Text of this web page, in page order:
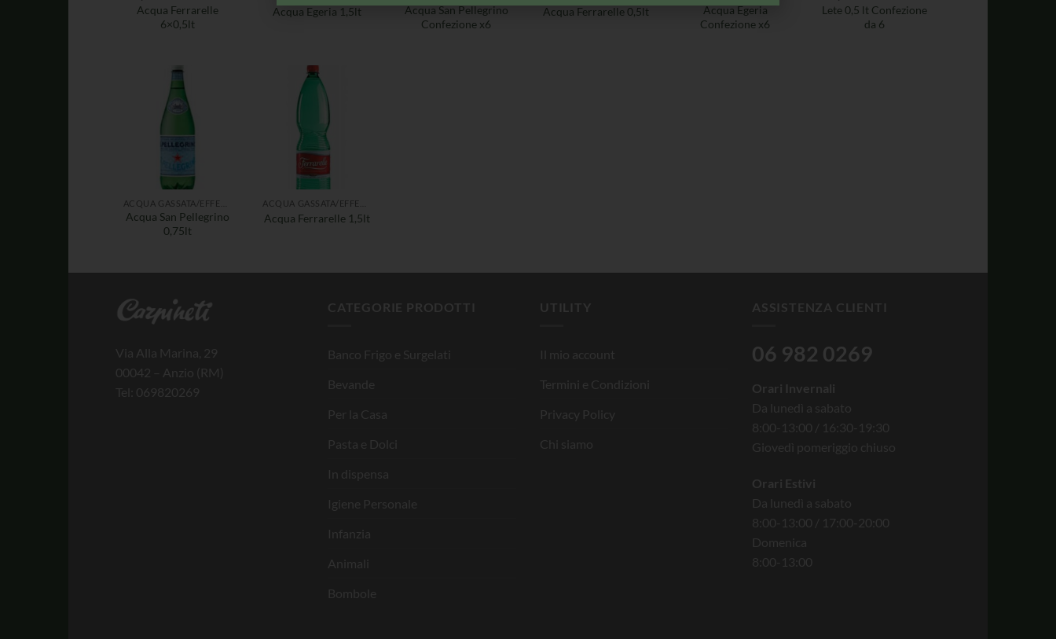
Acqua Ferrarelle
6×0,5lt
Acqua Egeria 1,5lt
Acqua San Pellegrino
Confezione x6
Acqua Ferrarelle 0,5lt
Acqua Egeria
Confezione x6
Lete 0,5 lt Confezione
da 6
Acqua San Pellegrino
0,75lt
Acqua Ferrarelle 1,5lt
Via Alla Marina, 29
00042 – Anzio (RM)
Tel: 069820269
CATEGORIE PRODOTTI
Banco Frigo e Surgelati
Bevande
Per la Casa
Pasta e Dolci
In dispensa
Igiene Personale
Infanzia
Animali
Bombole
UTILITY
Il mio account
Termini e Condizioni
Privacy Policy
Chi siamo
ASSISTENZA CLIENTI
06 982 0269
Orari Invernali
Da lunedì a sabato
8:00-13:00 / 16:30-19:30
Giovedì pomeriggio chiuso
Orari Estivi
Da lunedì a sabato
8:00-13:00 / 17:00-20:00
Domenica
8:00-13:00